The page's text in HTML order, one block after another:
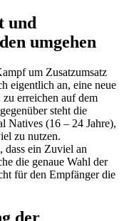
und
umgehen
um Zusatzumsatz
eigentlich an, eine neue
erreichen auf dem
steht die
Natives (16 – 24 Jahre),
zu nutzen.
dass ein Zuviel an
die genaue Wahl der
für den Empfänger die